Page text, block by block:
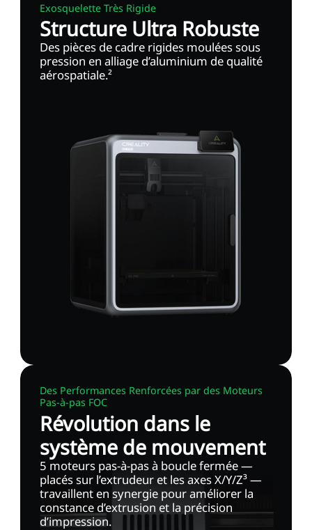
Exosquelette Très Rigide
Structure Ultra Robuste
Des pièces de cadre rigides moulées sous
pression en alliage d’aluminium de qualité
aérospatiale.²
Des Performances Renforcées par des Moteurs
Pas-à-pas FOC
Révolution dans le
système de mouvement
5 moteurs pas-à-pas à boucle fermée —
placés sur l’extrudeur et les axes X/Y/Z³ —
travaillent en synergie pour améliorer la
constance d’extrusion et la précision
d’impression.